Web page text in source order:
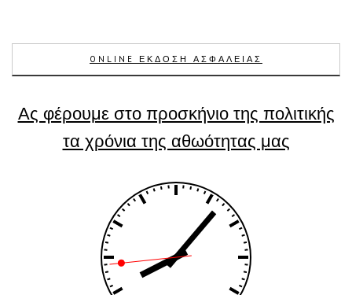
ONLINE ΕΚΔΟΣΗ ΑΣΦΑΛΕΙΑΣ
Ας φέρουμε στο προσκήνιο της πολιτικής
τα χρόνια της αθωότητας μας